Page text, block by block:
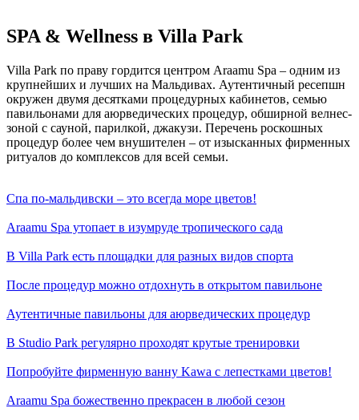
SPA & Wellness в Villa Park
Villa Park по праву гордится центром Araamu Spa – одним из
крупнейших и лучших на Мальдивах. Аутентичный ресепшн
окружен двумя десятками процедурных кабинетов, семью
павильонами для аюрведических процедур, обширной велнес-
зоной с сауной, парилкой, джакузи. Перечень роскошных
процедур более чем внушителен – от изысканных фирменных
ритуалов до комплексов для всей семьи.
Спа по-мальдивски – это всегда море цветов!
Araamu Spa утопает в изумруде тропического сада
В Villa Park есть площадки для разных видов спорта
После процедур можно отдохнуть в открытом павильоне
Аутентичные павильоны для аюрведических процедур
В Studio Park регулярно проходят крутые тренировки
Попробуйте фирменную ванну Kawa с лепестками цветов!
Araamu Spa божественно прекрасен в любой сезон